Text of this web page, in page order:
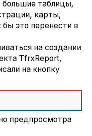
таблицы,
карты,
это перенести в
на создании
TfrxReport,
на кнопку
предпросмотра